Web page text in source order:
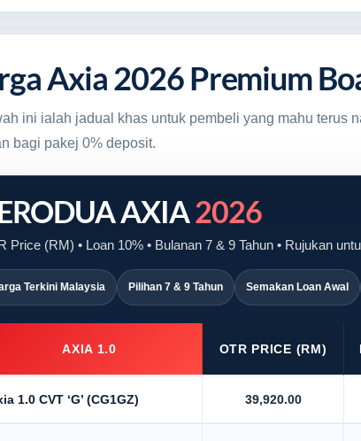
Axia 2026 Premium
ini ialah jadual khas untuk pembeli yang mahu terus
bagi pakej 0% deposit.
AXIA2026
Price (RM) • Loan 10% • Bulanan 7 & 9 Tahun • Rujukan
Terkini Malaysia Pilihan 7 & 9 Tahun Semakan Loan Awal
AXIA 1.0 OTR PRICE (RM)
1.0 CVT ‘G’ (CG1GZ) 39,920.00